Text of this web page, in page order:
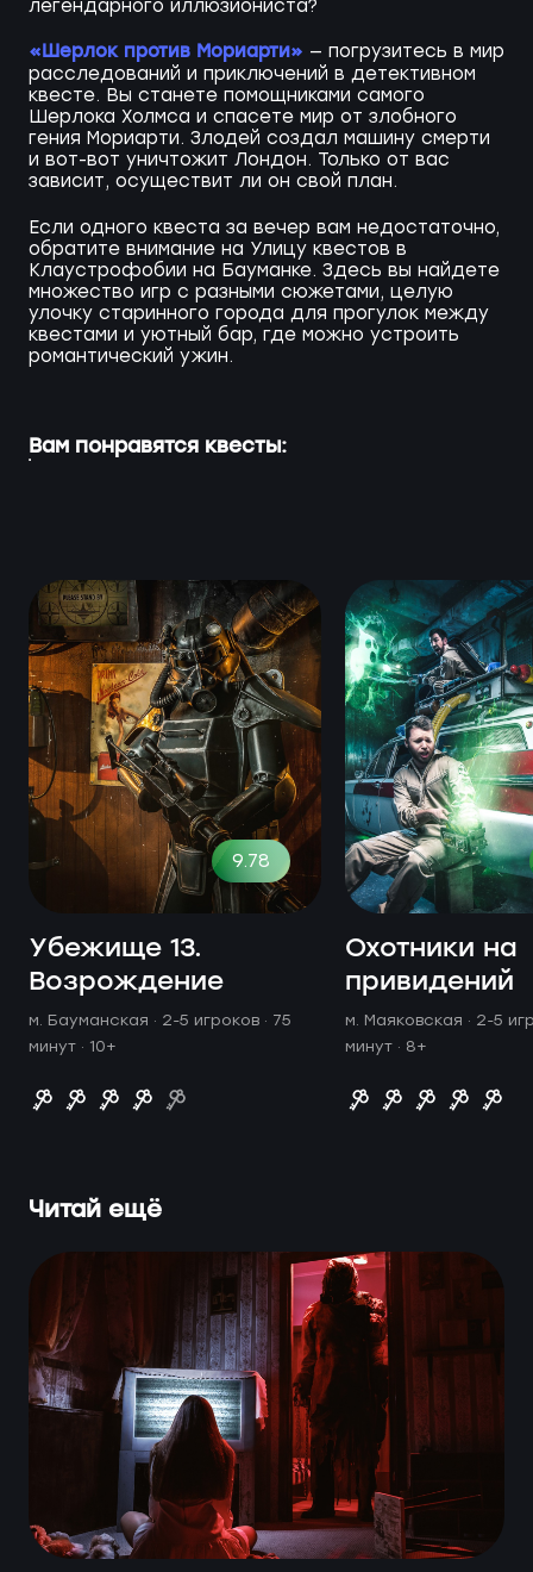
легендарного иллюзиониста?
«Шерлок против Мориарти» — погрузитесь в мир
расследований и приключений в детективном
квесте. Вы станете помощниками самого
Шерлока Холмса и спасете мир от злобного
гения Мориарти. Злодей создал машину смерти
и вот-вот уничтожит Лондон. Только от вас
зависит, осуществит ли он свой план.
Если одного квеста за вечер вам недостаточно,
обратите внимание на Улицу квестов в
Клаустрофобии на Бауманке. Здесь вы найдете
множество игр с разными сюжетами, целую
улочку старинного города для прогулок между
квестами и уютный бар, где можно устроить
романтический ужин.
Вам понравятся квесты:
9.78
Убежище 13.
Возрождение
м. Бауманская · 2-5 игроков · 75
минут · 10+
Охотники на
привидений
м. Маяковская · 2-5
минут · 8+
Читай ещё